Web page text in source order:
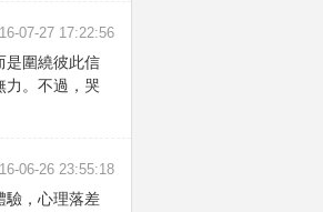
07-27 17:22:56
是圍繞彼此信
力。不過，哭
06-26 23:55:18
驗，心理落差